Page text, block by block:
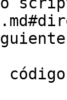
código